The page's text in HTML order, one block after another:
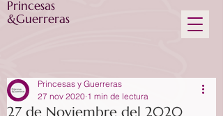
Princesas
&Guerreras
27 de Noviembre del 2020
Princesas y Guerreras
27 nov 2020 1 min de lectura